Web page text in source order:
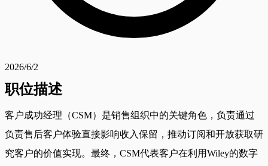
2026/6/2
职位描述
客户成功经理（CSM）是销售组织中的关键角色，负责通过
负责售后客户体验直接影响收入保留，推动订阅和开放获取研
究客户的价值实现。最终，CSM代表客户在利用Wiley的数字